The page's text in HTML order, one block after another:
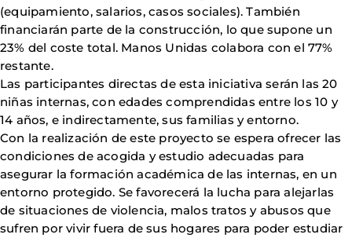
(equipamiento, salarios, casos sociales). También
financiarán parte de la construcción, lo que supone un
23% del coste total. Manos Unidas colabora con el 77%
restante.
Las participantes directas de esta iniciativa serán las 20
niñas internas, con edades comprendidas entre los 10 y
14 años, e indirectamente, sus familias y entorno.
Con la realización de este proyecto se espera ofrecer las
condiciones de acogida y estudio adecuadas para
asegurar la formación académica de las internas, en un
entorno protegido. Se favorecerá la lucha para alejarlas
de situaciones de violencia, malos tratos y abusos que
sufren por vivir fuera de sus hogares para poder estudiar